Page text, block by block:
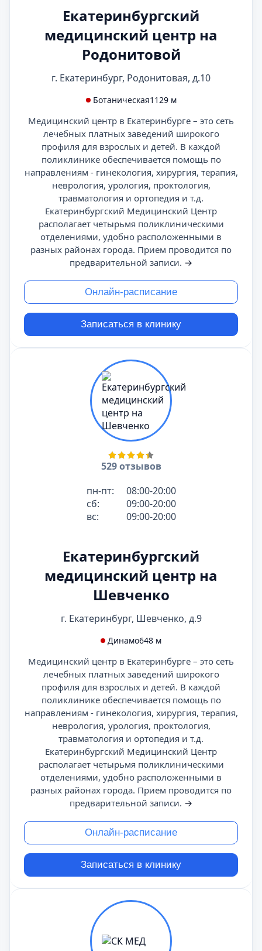
Екатеринбургский
медицинский центр на
Родонитовой
г. Екатеринбург, Родонитовая, д.10
Ботаническая1129 м
Медицинский центр в Екатеринбурге – это сеть
лечебных платных заведений широкого
профиля для взрослых и детей. В каждой
поликлинике обеспечивается помощь по
направлениям - гинекология, хирургия, терапия,
неврология, урология, проктология,
травматология и ортопедия и т.д.
Екатеринбургский Медицинский Центр
располагает четырьмя поликлиническими
отделениями, удобно расположенными в
разных районах города. Прием проводится по
предварительной записи. →
Онлайн-расписание
Записаться в клинику
529 отзывов
пн-пт:
08:00-20:00
сб:
09:00-20:00
вс:
09:00-20:00
Екатеринбургский
медицинский центр на
Шевченко
г. Екатеринбург, Шевченко, д.9
Динамо648 м
Медицинский центр в Екатеринбурге – это сеть
лечебных платных заведений широкого
профиля для взрослых и детей. В каждой
поликлинике обеспечивается помощь по
направлениям - гинекология, хирургия, терапия,
неврология, урология, проктология,
травматология и ортопедия и т.д.
Екатеринбургский Медицинский Центр
располагает четырьмя поликлиническими
отделениями, удобно расположенными в
разных районах города. Прием проводится по
предварительной записи. →
Онлайн-расписание
Записаться в клинику